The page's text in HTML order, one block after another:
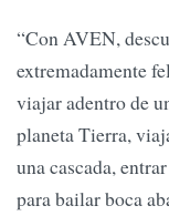
“Con AVEN,
extremadamente
viajar adentro de
planeta Tierra,
una cascada,
para bailar boca